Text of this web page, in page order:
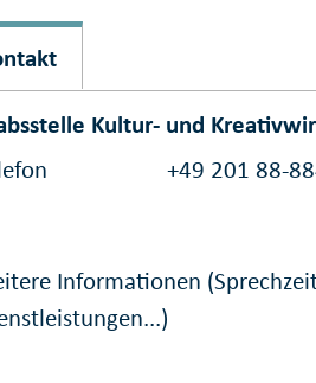
Kultur- und
+49 201 88-
Informationen